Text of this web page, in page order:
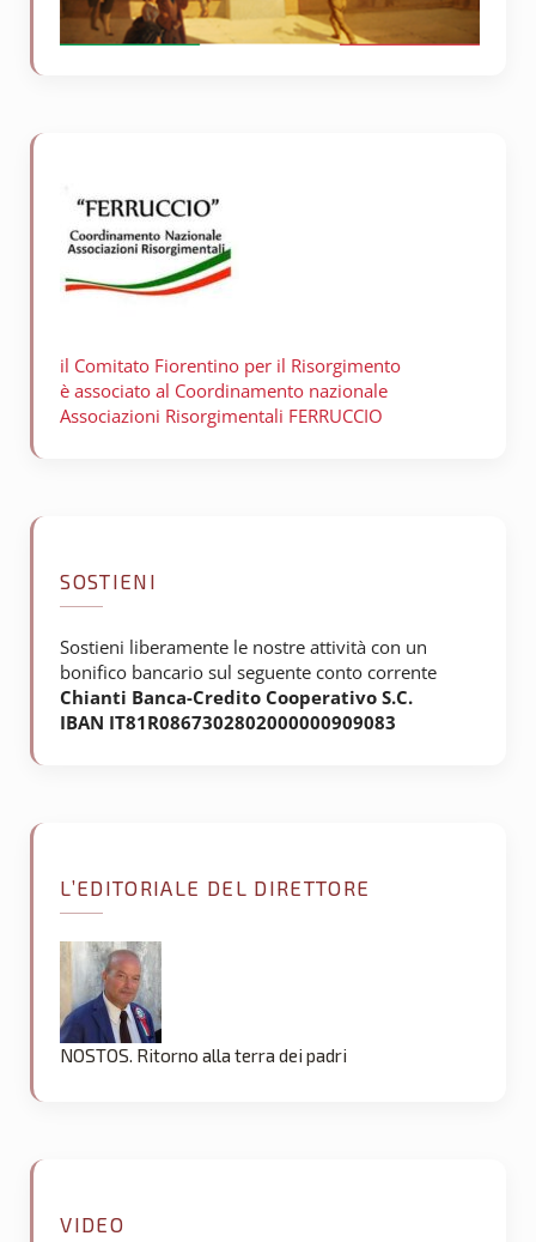
il Comitato Fiorentino per il Risorgimento
è associato al Coordinamento nazionale
Associazioni Risorgimentali FERRUCCIO
SOSTIENI
Sostieni liberamente le nostre attività con un
bonifico bancario sul seguente conto corrente
Chianti Banca-Credito Cooperativo S.C.
IBAN IT81R0867302802000000909083
L’EDITORIALE DEL DIRETTORE
NOSTOS. Ritorno alla terra dei padri
VIDEO